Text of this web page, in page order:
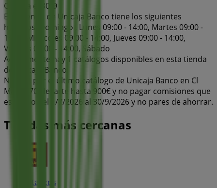
Caduca el 30/9
Esta tienda de Unicaja Banco tiene los siguientes
horarios: Domingo , Lunes 09:00 - 14:00, Martes 09:00 -
14:00, Miércoles 09:00 - 14:00, Jueves 09:00 - 14:00,
Viernes 09:00 - 14:00, Sábado
Actualmente hay 1 catálogos disponibles en esta tienda
de Unicaja Banco.
Navega por el último catálogo de Unicaja Banco en Cl
Mayor 70 Llevarte hasta 900€ y no pagar comisiones que
es válido del 1/7/2026 al 30/9/2026 y no pares de ahorrar.
Tiendas más cercanas
Estancos